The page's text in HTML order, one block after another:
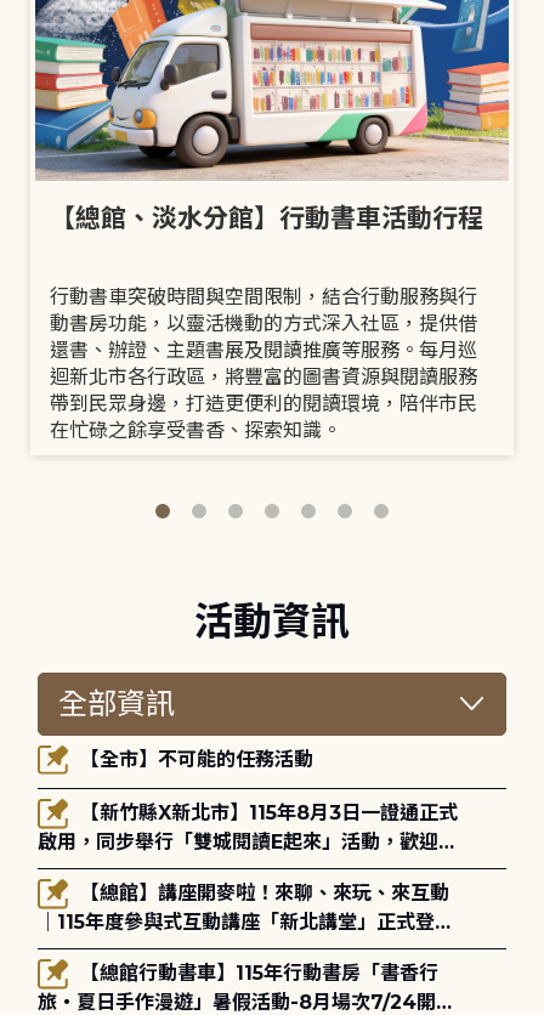
【總館、淡水分館】行動書車活動行程
行動書車突破時間與空間限制，結合行動服務與行
動書房功能，以靈活機動的方式深入社區，提供借
還書、辦證、主題書展及閱讀推廣等服務。每月巡
迴新北市各行政區，將豐富的圖書資源與閱讀服務
帶到民眾身邊，打造更便利的閱讀環境，陪伴市民
在忙碌之餘享受書香、探索知識。
活動資訊
【全市】不可能的任務活動
啟用，同步舉行「雙城閱讀E起來」活動，歡迎踴
躍參加(115年8月3日至10月4日)。
｜115年度參與式互動講座「新北講堂」正式登
場！
旅・夏日手作漫遊」暑假活動-8月場次7/24開始